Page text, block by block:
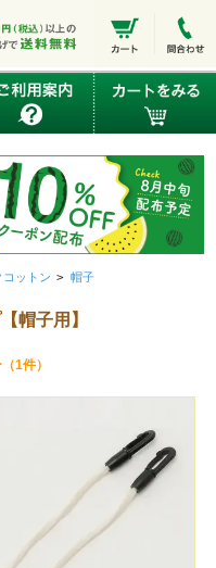
コットン > 帽子
帽子用】
1件）